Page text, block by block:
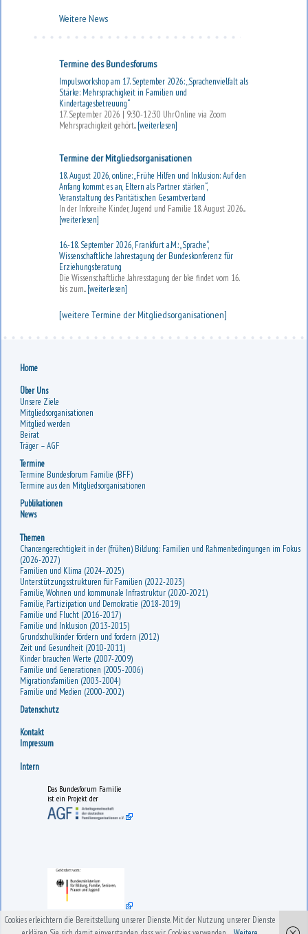
Weitere News
Termine des Bundesforums
Impulsworkshop am 17. September 2026: „Sprachenvielfalt als
Stärke: Mehrsprachigkeit in Familien und
Kindertagesbetreuung“
17. September 2026 | 9:30-12:30 UhrOnline via Zoom
Mehrsprachigkeit gehört...[weiterlesen]
Termine der Mitgliedsorganisationen
18. August 2026, online: „Frühe Hilfen und Inklusion: Auf den
Anfang kommt es an, Eltern als Partner stärken“,
Veranstaltung des Paritätischen Gesamtverband
In der Inforeihe Kinder, Jugend und Familie 18. August 2026...
[weiterlesen]
16.-18. September 2026, Frankfurt a.M.: „Sprache“,
Wissenschaftliche Jahrestagung der Bundeskonferenz für
Erziehungsberatung
Die Wissenschaftliche Jahresstagung der bke findet vom 16.
bis zum...[weiterlesen]
[weitere Termine der Mitgliedsorganisationen]
Home
Über Uns
Unsere Ziele
Mitgliedsorganisationen
Mitglied werden
Beirat
Träger – AGF
Termine
Termine Bundesforum Familie (BFF)
Termine aus den Mitgliedsorganisationen
Publikationen
News
Themen
Chancengerechtigkeit in der (frühen) Bildung: Familien und Rahmenbedingungen im Fokus
(2026-2027)
Familien und Klima (2024-2025)
Unterstützungsstrukturen für Familien (2022-2023)
Familie, Wohnen und kommunale Infrastruktur (2020-2021)
Familie, Partizipation und Demokratie (2018-2019)
Familie und Flucht (2016-2017)
Familie und Inklusion (2013-2015)
Grundschulkinder fördern und fordern (2012)
Zeit und Gesundheit (2010-2011)
Kinder brauchen Werte (2007-2009)
Familie und Generationen (2005-2006)
Migrationsfamilien (2003-2004)
Familie und Medien (2000-2002)
Datenschutz
Kontakt
Impressum
Intern
Das Bundesforum Familie
ist ein Projekt der
Cookies erleichtern die Bereitstellung unserer Dienste. Mit der Nutzung unserer Dienste